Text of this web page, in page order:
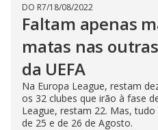
DO R7/18/08/2022
Faltam apenas
matas nas
da UEFA
Na Europa League, restam
os 32 clubes que irão à fase
League, restam 22. Mas,
de 25 e de 26 de Agosto.